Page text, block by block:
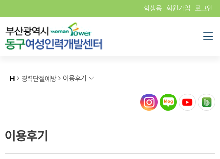
학생용 회원가입 로그인
H 경력단절예방 이용후기
이용후기